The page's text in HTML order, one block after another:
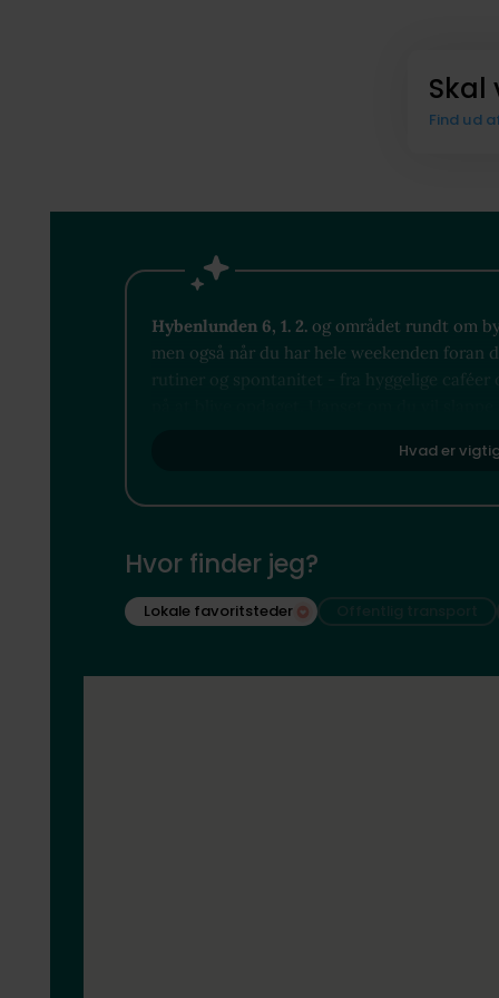
Skal
Find ud
Hybenlunden 6, 1. 2. og området rundt om
men også når du har hele weekenden foran
rutiner og spontanitet - fra hyggelige
Hvad er
Hvor finder jeg?
Lokale favoritsteder